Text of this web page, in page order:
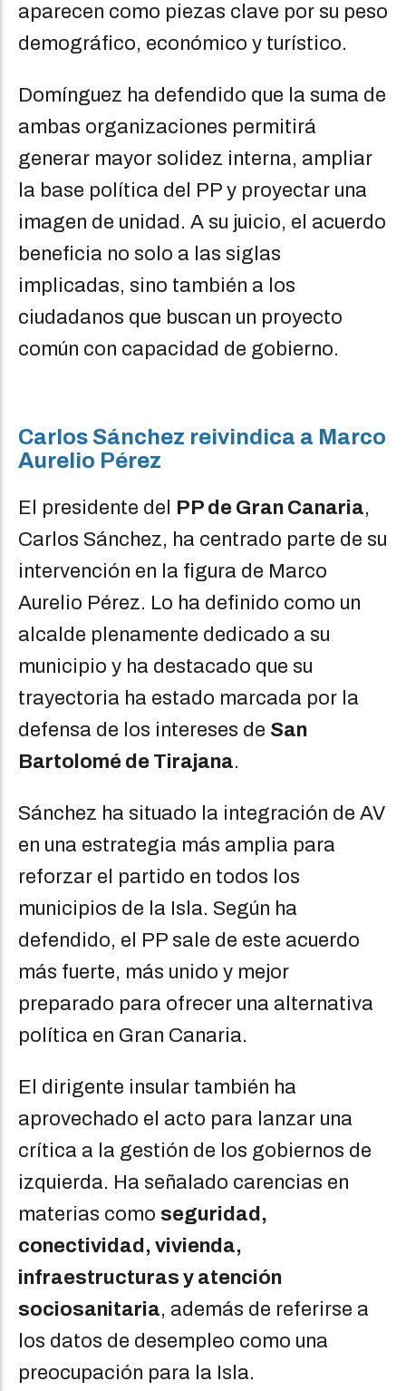
aparecen como piezas clave por su peso
demográfico, económico y turístico.
Domínguez ha defendido que la suma de
ambas organizaciones permitirá
generar mayor solidez interna, ampliar
la base política del PP y proyectar una
imagen de unidad. A su juicio, el acuerdo
beneficia no solo a las siglas
implicadas, sino también a los
ciudadanos que buscan un proyecto
común con capacidad de gobierno.
Carlos Sánchez reivindica a Marco
Aurelio Pérez
El presidente del PP de Gran Canaria,
Carlos Sánchez, ha centrado parte de su
intervención en la figura de Marco
Aurelio Pérez. Lo ha definido como un
alcalde plenamente dedicado a su
municipio y ha destacado que su
trayectoria ha estado marcada por la
defensa de los intereses de San
Bartolomé de Tirajana.
Sánchez ha situado la integración de AV
en una estrategia más amplia para
reforzar el partido en todos los
municipios de la Isla. Según ha
defendido, el PP sale de este acuerdo
más fuerte, más unido y mejor
preparado para ofrecer una alternativa
política en Gran Canaria.
El dirigente insular también ha
aprovechado el acto para lanzar una
crítica a la gestión de los gobiernos de
izquierda. Ha señalado carencias en
materias como seguridad,
conectividad, vivienda,
infraestructuras y atención
sociosanitaria, además de referirse a
los datos de desempleo como una
preocupación para la Isla.